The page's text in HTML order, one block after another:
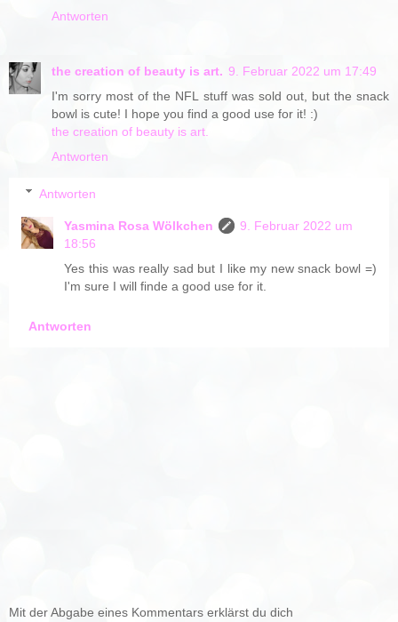
Antworten
the creation of beauty is art. 9. Februar 2022 um 17:49
I'm sorry most of the NFL stuff was sold out, but the snack
bowl is cute! I hope you find a good use for it! :)
the creation of beauty is art.
Antworten
Antworten
Yasmina Rosa Wölkchen
9. Februar 2022 um
18:56
Yes this was really sad but I like my new snack bowl =)
I'm sure I will finde a good use for it.
Antworten
Mit der Abgabe eines Kommentars erklärst du dich